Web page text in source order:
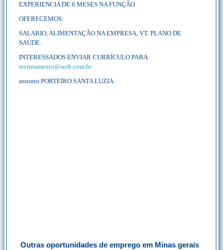
EXPERIENCIA DE 6 MESES NA FUNÇÃO.
OFERECEMOS:
SALARIO, ALIMENTAÇÃO NA EMPRESA, VT. PLANO DE
SAÚDE.
INTERESSADOS ENVIAR CURRÍCULO PARA
recrutamento@sorh.com.br
assunto PORTEIRO SANTA LUZIA.
Outras oportunidades de emprego em Minas gerais